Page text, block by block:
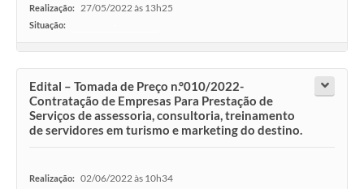
Realização: 27/05/2022 às 13h25
Situação:
Edital – Tomada de Preço n.°010/2022-
Contratação de Empresas Para Prestação de
Serviços de assessoria, consultoria, treinamento
de servidores em turismo e marketing do destino.
Realização: 02/06/2022 às 10h34